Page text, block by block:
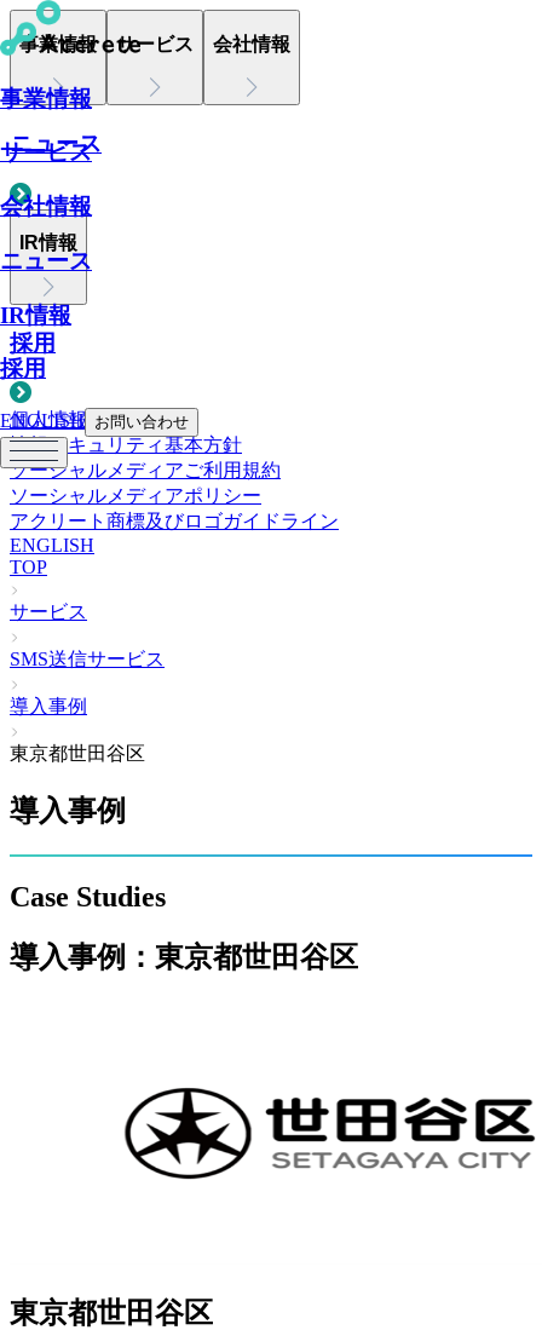
事業情報
サービス
会社情報
ニュース
IR情報
採用
ENGLISH お問い合わせ
事業情報 サービス 会社情報
ニュース
IR情報
採用
個人情報について
情報セキュリティ基本方針
ソーシャルメディアご利用規約
ソーシャルメディアポリシー
アクリート商標及びロゴガイドライン
ENGLISH
TOP
サービス
SMS送信サービス
導入事例
東京都世田谷区
導入事例
Case Studies
導入事例： 東京都世田谷区
東京都世田谷区